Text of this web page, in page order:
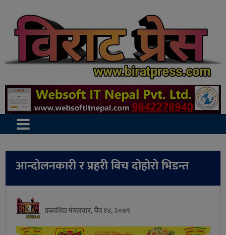
आन्दोलनकारी र प्रहरी बिच दोहोरो भिडन्त
प्रकाशित मंगलबार, चैत्र १४, २०७९